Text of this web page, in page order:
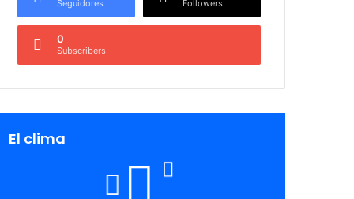
Seguidores Followers
0
Subscribers
El clima